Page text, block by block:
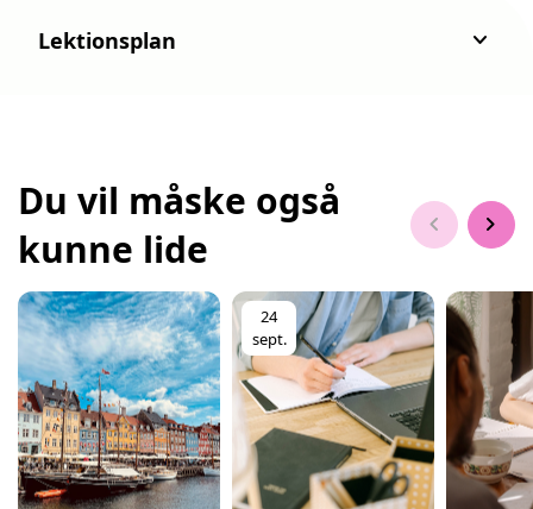
Lektionsplan keyboard_arrow_down
Du vil måske også
kunne lide
chevron_left chevron_right
24
sept.